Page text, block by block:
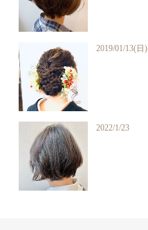
2019/01/13(日)
2022/1/23